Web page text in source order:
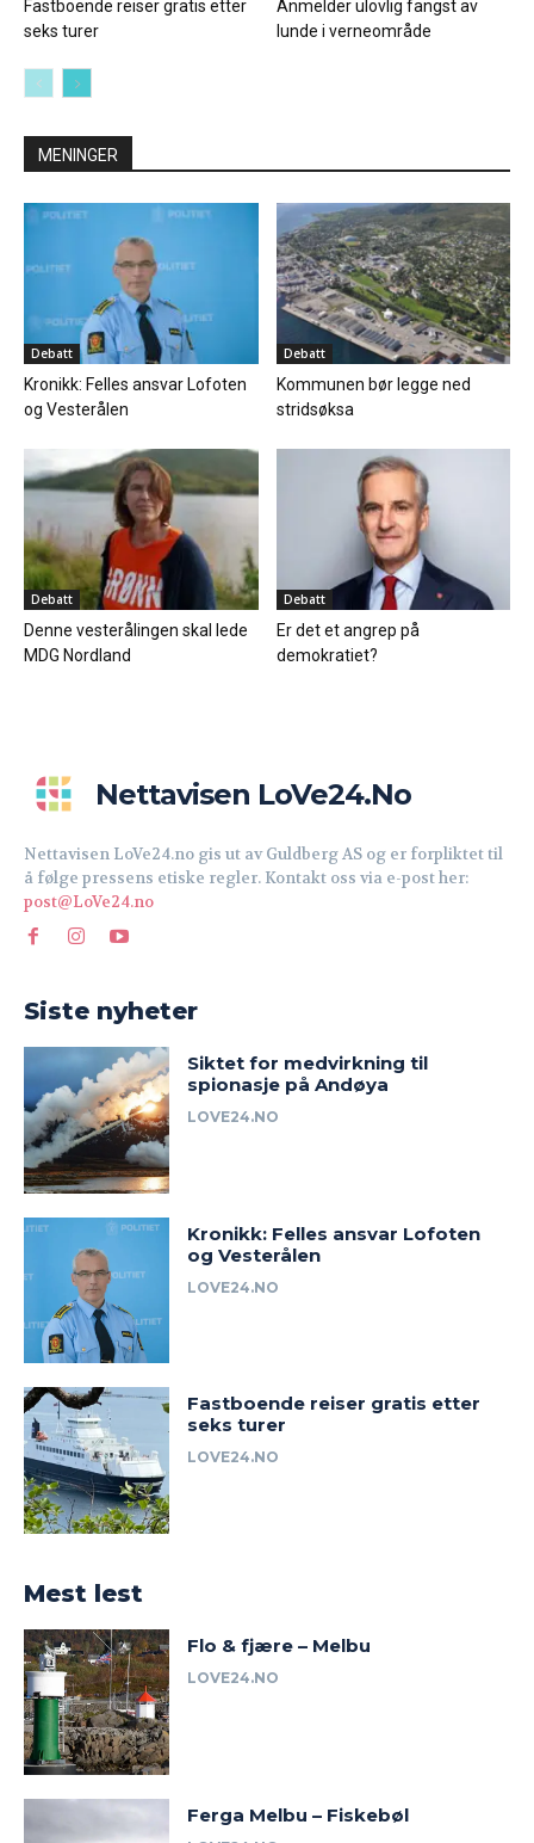
Fastboende reiser gratis etter
seks turer
Anmelder ulovlig fangst av
lunde i verneområde
MENINGER
Debatt
Kronikk: Felles ansvar Lofoten
og Vesterålen
Debatt
Kommunen bør legge ned
stridsøksa
Debatt
Denne vesterålingen skal lede
MDG Nordland
Debatt
Er det et angrep på
demokratiet?
Nettavisen LoVe24.no
Nettavisen LoVe24.no gis ut av Guldberg AS og er forpliktet til
å følge pressens etiske regler. Kontakt oss via e-post her:
post@LoVe24.no
Siste nyheter
Siktet for medvirkning til
spionasje på Andøya
LOVE24.NO
Kronikk: Felles ansvar Lofoten
og Vesterålen
LOVE24.NO
Fastboende reiser gratis etter
seks turer
LOVE24.NO
Mest lest
Flo & fjære – Melbu
LOVE24.NO
Ferga Melbu – Fiskebøl